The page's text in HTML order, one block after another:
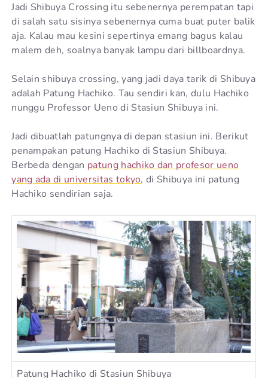
Jadi Shibuya Crossing itu sebenernya perempatan tapi
di salah satu sisinya sebenernya cuma buat puter balik
aja. Kalau mau kesini sepertinya emang bagus kalau
malem deh, soalnya banyak lampu dari billboardnya.
Selain shibuya crossing, yang jadi daya tarik di Shibuya
adalah Patung Hachiko. Tau sendiri kan, dulu Hachiko
nunggu Professor Ueno di Stasiun Shibuya ini.
Jadi dibuatlah patungnya di depan stasiun ini. Berikut
penampakan patung Hachiko di Stasiun Shibuya.
Berbeda dengan patung hachiko dan profesor ueno
yang ada di universitas tokyo, di Shibuya ini patung
Hachiko sendirian saja.
Patung Hachiko di Stasiun Shibuya